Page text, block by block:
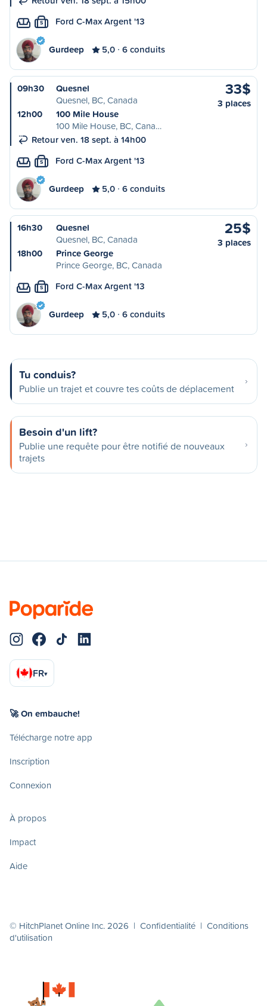
S Ford C-Max Argent '13
Gurdeep 5,0 6 conduits
09h30
Quesnel
Quesnel, BC, Canada
12h00
100 Mile House
100 Mile House, BC, Cana…
Retour ven. 18 sept. à 14h00
33$
3 places
S Ford C-Max Argent '13
Gurdeep 5,0 6 conduits
16h30
Quesnel
Quesnel, BC, Canada
18h00
Prince George
Prince George, BC, Canada
25$
3 places
S Ford C-Max Argent '13
Gurdeep 5,0 6 conduits
Tu conduis?
Publie un trajet et couvre tes coûts de déplacement
Besoin d'un lift?
Publie une requête pour être notifié de nouveaux
trajets
FR▾
🚀 On embauche!
Télécharge notre app
Inscription
Connexion
À propos
Impact
Aide
© HitchPlanet Online Inc. 2026 | Confidentialité | Conditions
d'utilisation